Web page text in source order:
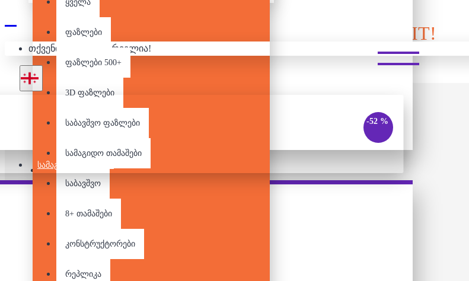
ᲡᲐᲛᲐᲒᲘᲓᲝ ᲗᲐᲛᲐᲨᲔᲑᲘ
ყველა
ფაზლები
ფაზლები 500+
3D ფაზლები
საბავშვო ფაზლები
სამაგიდო თამაშები
საბავშვო
8+ თამაშები
კონსტრუქტორები
რეპლიკა
თქვენი კალათა ცარიელია!
SPOT IT!
-52 %
Pair it With People Also Bought